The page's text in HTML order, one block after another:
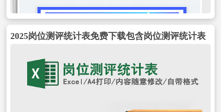
2025岗位测评统计表免费下载包含岗位测评统计表